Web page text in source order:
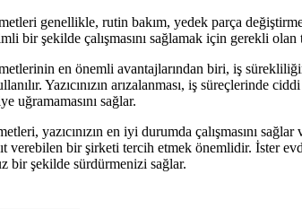
genellikle, rutin bakım, yedek parça
bir şekilde çalışmasını sağlamak için gerekli
en önemli avantajlarından biri, iş
Yazıcınızın arızalanması, iş süreçlerinde
uğramamasını sağlar.
yazıcınızın en iyi durumda çalışmasını
verebilen bir şirketi tercih etmek önemlidir. İster
bir şekilde sürdürmenizi sağlar.